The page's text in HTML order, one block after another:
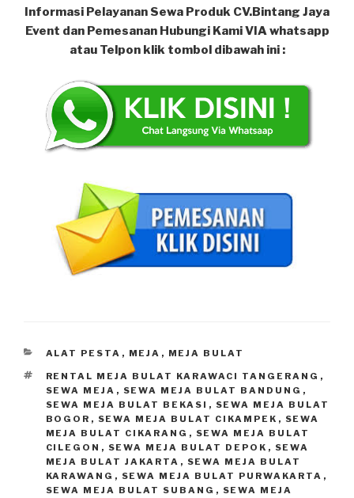
Informasi Pelayanan Sewa Produk CV.Bintang Jaya
Event dan Pemesanan Hubungi Kami VIA whatsapp
atau Telpon klik tombol dibawah ini :
KATEGORI
ALAT PESTA , MEJA , MEJA BULAT
TAG
RENTAL MEJA BULAT KARAWACI TANGERANG ,
SEWA MEJA , SEWA MEJA BULAT BANDUNG ,
SEWA MEJA BULAT BEKASI , SEWA MEJA BULAT
BOGOR , SEWA MEJA BULAT CIKAMPEK , SEWA
MEJA BULAT CIKARANG , SEWA MEJA BULAT
CILEGON , SEWA MEJA BULAT DEPOK , SEWA
MEJA BULAT JAKARTA , SEWA MEJA BULAT
KARAWANG , SEWA MEJA BULAT PURWAKARTA ,
SEWA MEJA BULAT SUBANG , SEWA MEJA